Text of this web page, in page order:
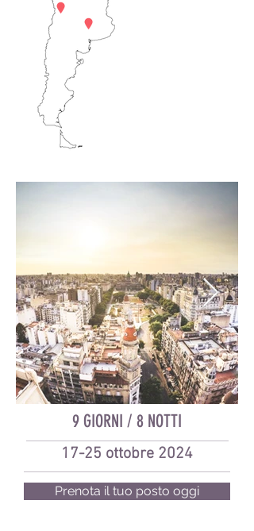
9 GIORNI / 8 NOTTI
17-25 ottobre 2024
Prenota il tuo posto oggi